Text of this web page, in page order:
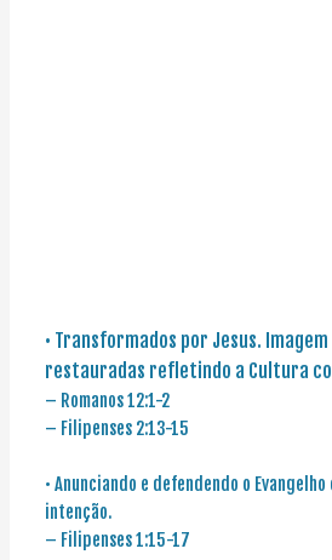
• Transformados por Jesus.
restauradas refletindo a Cultura
– Romanos 12:1-2
– Filipenses 2:13-15
• Anunciando e defendendo o
intenção.
– Filipenses 1:15-17